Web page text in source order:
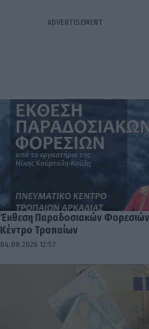
Έκθεση Παραδοσιακών
Κέντρο Τροπαίων
04.08.2026 12:57